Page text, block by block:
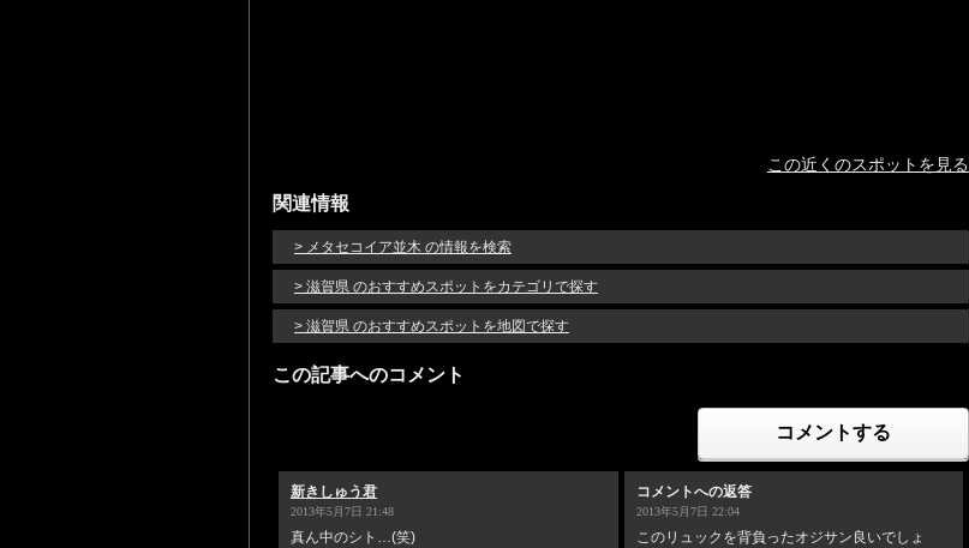
この近くのスポットを見る
関連情報
> メタセコイア並木 の情報を検索
> 滋賀県 のおすすめスポットをカテゴリで探す
> 滋賀県 のおすすめスポットを地図で探す
この記事へのコメント
コメントする
新きしゅう君
2013年5月7日 21:48
真ん中のシト…(笑)
コメントへの返答
2013年5月7日 22:04
このリュックを背負ったオジサン良いでしょ